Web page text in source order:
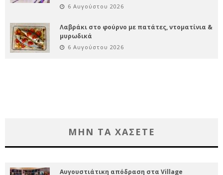
6 Αυγούστου 2026
Λαβράκι στο φούρνο με πατάτες, ντοματίνια &
μυρωδικά
6 Αυγούστου 2026
ΜΗΝ ΤΑ ΧΑΣΕΤΕ
Αυγουστιάτικη απόδραση στα Village